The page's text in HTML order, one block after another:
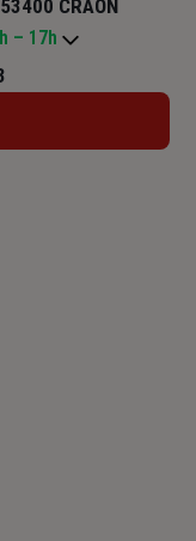
CRAON
Ouvert 09h – 12h15 / 14h – 17h